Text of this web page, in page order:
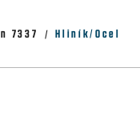
7337 Hliník/Ocel